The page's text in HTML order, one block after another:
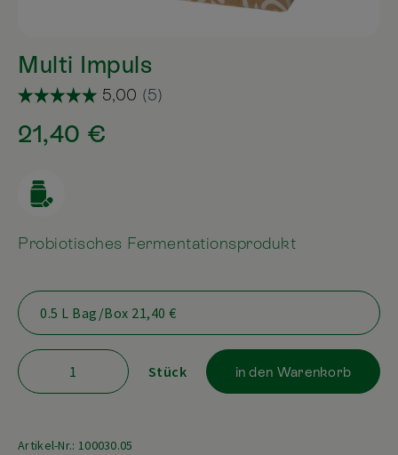
Multi Impuls
Probiotisches Fermentationsprodukt
21,40 €
Stück in den Warenkorb
Artikel-Nr.: 100030.05